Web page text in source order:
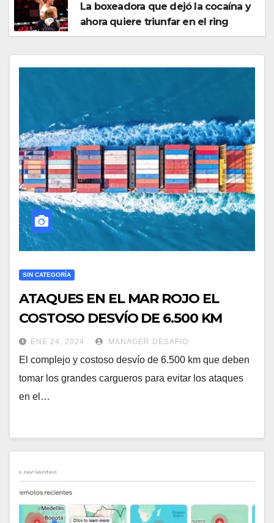
La boxeadora que dejó la cocaína y
ahora quiere triunfar en el ring​
SIN CATEGORÍA
ATAQUES EN EL MAR ROJO EL
COSTOSO DESVÍO DE 6.500 KM
ENE 24, 2024 MANAGER.DESAFIO
El complejo y costoso desvío de 6.500 km que deben
tomar los grandes cargueros para evitar los ataques
en el…